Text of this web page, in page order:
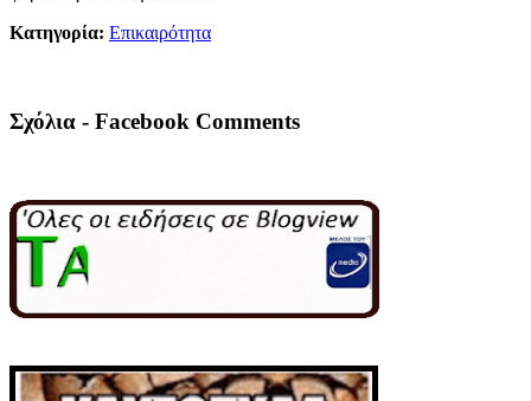
Κατηγορία: Επικαιρότητα
Σχόλια - Facebook Comments